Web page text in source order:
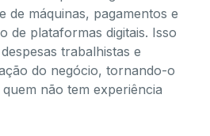
de máquinas, pagamentos e
de plataformas digitais. Isso
trabalhistas e
do negócio, tornando-o
não tem experiência